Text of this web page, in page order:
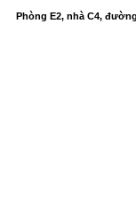
Phòng E2, nhà C4,